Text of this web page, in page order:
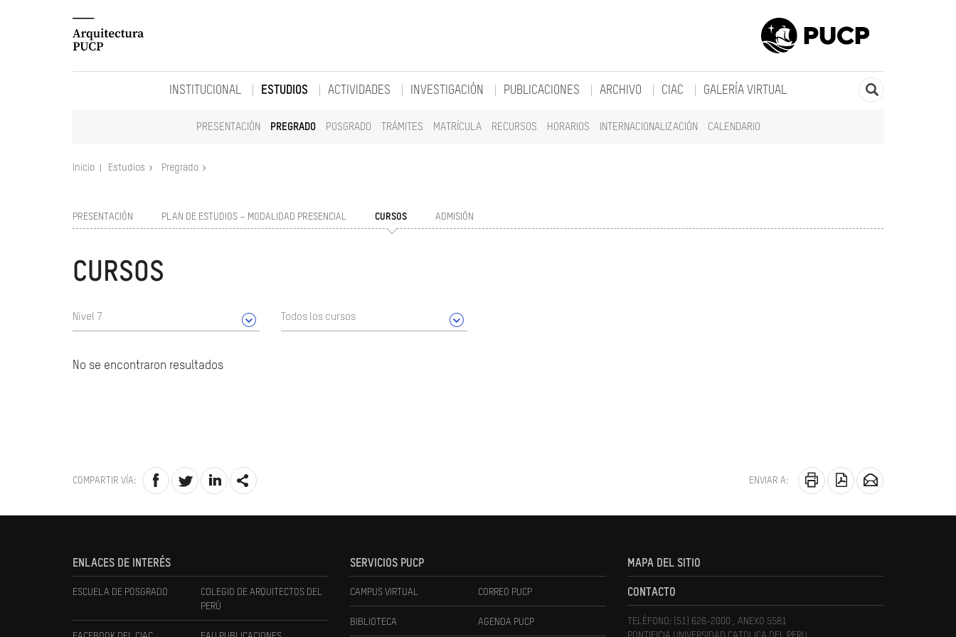
INSTITUCIONAL ESTUDIOS
PRESENTACIÓN PREGRADO POSGRADO TRÁMITES MATRÍCULA RECURSOS HORARIOS INTERNACIONALIZACIÓN CALENDARIO
ACTIVIDADES INVESTIGACIÓN PUBLICACIONES ARCHIVO CIAC GALERÍA VIRTUAL
Inicio Estudios Pregrado
PRESENTACIÓN PLAN DE ESTUDIOS – MODALIDAD PRESENCIAL CURSOS ADMISIÓN
CURSOS
Nivel 7 Todos los cursos
No se encontraron resultados
COMPARTIR VÍA: ENVIAR A:
ENLACES DE INTERÉS
ESCUELA DE POSGRADO
COLEGIO DE ARQUITECTOS DEL
PERÚ
SERVICIOS PUCP
CAMPUS VIRTUAL CORREO PUCP
BIBLIOTECA AGENDA PUCP
MAPA DEL SITIO
CONTACTO
TELÉFONO: (51) 626-2000 , ANEXO 5581